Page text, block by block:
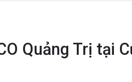
Quảng Trị tại